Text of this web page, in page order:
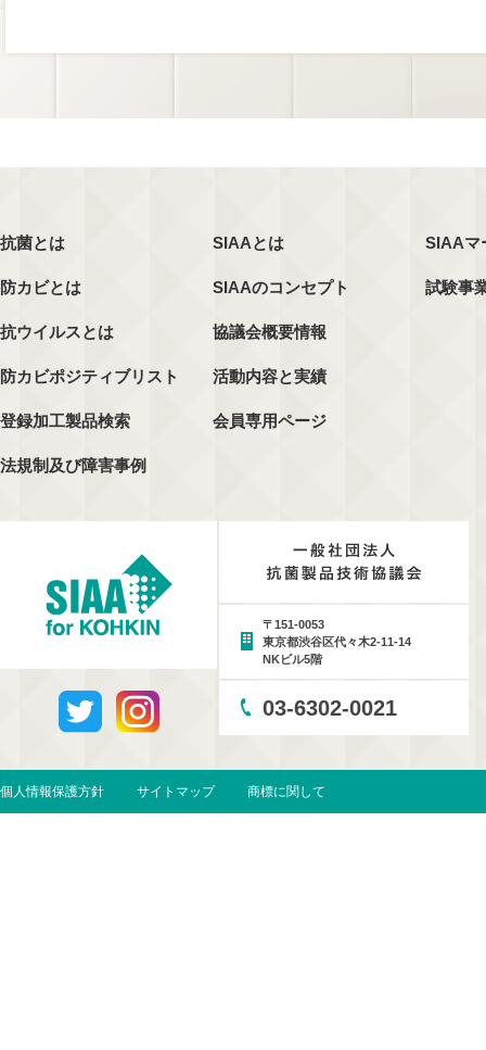
抗菌とは
防カビとは
抗ウイルスとは
防カビポジティブリスト
登録加工製品検索
法規制及び障害事例
SIAAとは
SIAAのコンセプト
協議会概要情報
活動内容と実績
会員専用ページ
SIAAマ
試験事
〒151-0053
東京都渋谷区代々木2-11-14
NKビル5階
03-6302-0021
個人情報保護方針 サイトマップ 商標に関して